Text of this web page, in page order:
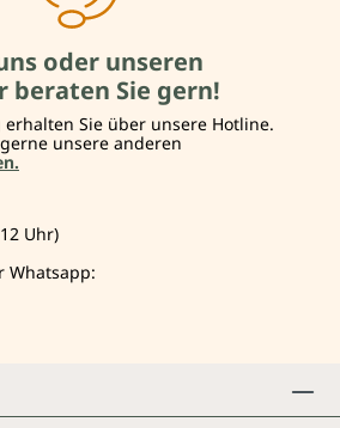
oder unseren
beraten Sie gern!
Sie über unsere Hotline.
unsere anderen
Uhr)
Whatsapp: